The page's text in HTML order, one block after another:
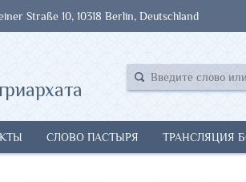
Straße 10, 10318 Berlin, Deutschland
СЛОВО ПАСТЫРЯ ТРАНСЛЯЦИЯ